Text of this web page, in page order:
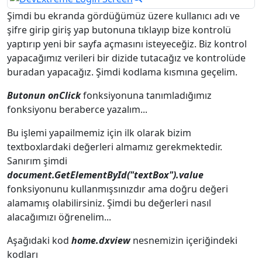
Şimdi bu ekranda gördüğümüz üzere kullanıcı adı ve
şifre girip giriş yap butonuna tıklayıp bize kontrolü
yaptırıp yeni bir sayfa açmasını isteyeceğiz. Biz kontrol
yapacağımız verileri bir dizide tutacağız ve kontrolüde
buradan yapacağız. Şimdi kodlama kısmına geçelim.
Butonun onClickfonksiyonuna tanımladığımız
fonksiyonu beraberce yazalım...
Bu işlemi yapailmemiz için ilk olarak bizim
textboxlardaki değerleri almamız gerekmektedir.
Sanırım şimdi
document.GetElementById("textBox").value
fonksiyonunu kullanmışsınızdır ama doğru değeri
alamamış olabilirsiniz. Şimdi bu değerleri nasıl
alacağımızı öğrenelim...
Aşağıdaki kod home.dxviewnesnemizin içeriğindeki
kodları